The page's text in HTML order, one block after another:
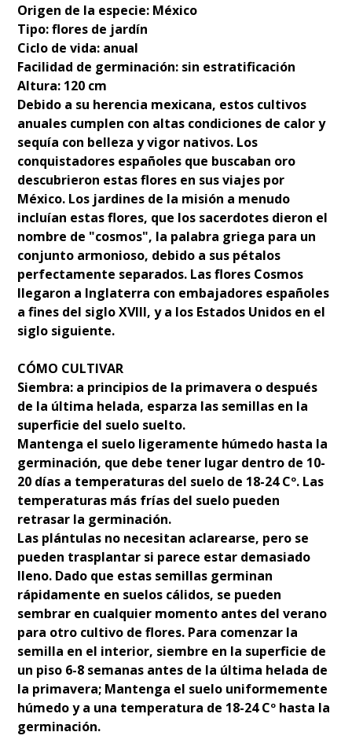
Origen de la especie: México
Tipo: flores de jardín
Ciclo de vida: anual
Facilidad de germinación: sin estratificación
Altura: 120 cm
Debido a su herencia mexicana, estos cultivos
anuales cumplen con altas condiciones de calor y
sequía con belleza y vigor nativos. Los
conquistadores españoles que buscaban oro
descubrieron estas flores en sus viajes por
México. Los jardines de la misión a menudo
incluían estas flores, que los sacerdotes dieron el
nombre de "cosmos", la palabra griega para un
conjunto armonioso, debido a sus pétalos
perfectamente separados. Las flores Cosmos
llegaron a Inglaterra con embajadores españoles
a fines del siglo XVIII, y a los Estados Unidos en el
siglo siguiente.
CÓMO CULTIVAR
Siembra: a principios de la primavera o después
de la última helada, esparza las semillas en la
superficie del suelo suelto.
Mantenga el suelo ligeramente húmedo hasta la
germinación, que debe tener lugar dentro de 10-
20 días a temperaturas del suelo de 18-24 Cº. Las
temperaturas más frías del suelo pueden
retrasar la germinación.
Las plántulas no necesitan aclarearse, pero se
pueden trasplantar si parece estar demasiado
lleno. Dado que estas semillas germinan
rápidamente en suelos cálidos, se pueden
sembrar en cualquier momento antes del verano
para otro cultivo de flores. Para comenzar la
semilla en el interior, siembre en la superficie de
un piso 6-8 semanas antes de la última helada de
la primavera; Mantenga el suelo uniformemente
húmedo y a una temperatura de 18-24 Cº hasta la
germinación.